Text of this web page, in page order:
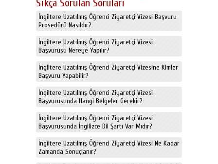
Sıkça Sorulan Soruları
İngiltere Uzatılmış Öğrenci Ziyaretçi Vizesi Başvuru
Prosedürü Nasıldır?
İngiltere Uzatılmış Öğrenci Ziyaretçi Vizesi
Başvurusu Nereye Yapılır?
İngiltere Uzatılmış Öğrenci Ziyaretçi Vizesine Kimler
Başvuru Yapabilir?
İngiltere Uzatılmış Öğrenci Ziyaretçi Vizesi
Başvurusunda Hangi Belgeler Gerekir?
İngiltere Uzatılmış Öğrenci Ziyaretçi Vizesi
Başvurusunda İngilizce Dil Şartı Var Mıdır?
İngiltere Uzatılmış Öğrenci Ziyaretçi Vizesi Ne Kadar
Zamanda Sonuçlanır?